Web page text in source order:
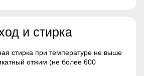
можно легко затянуть или
Накладной с клапоном
Держатель для ключей,
и стирка
стирка при температуре не выше
отжим (не более 600